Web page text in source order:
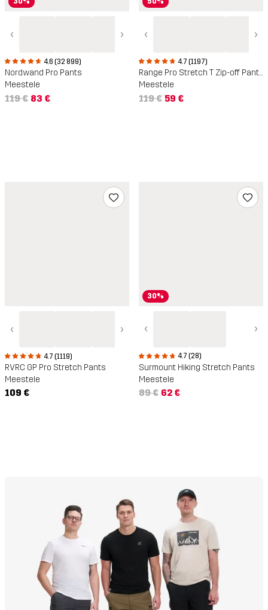
‹ ›
4.6 (32 899)
Nordwand Pro Pants
Meestele
119 € 83 €
‹ ›
4.7 (1197)
Range Pro Stretch T Zip-off Pants
Meestele
119 € 59 €
‹ ›
4.7 (1119)
RVRC GP Pro Stretch Pants
Meestele
109 €
30%
‹ ›
4.7 (28)
Surmount Hiking Stretch Pants
Meestele
89 € 62 €